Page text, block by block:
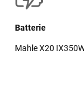
Batterie
Mahle X20